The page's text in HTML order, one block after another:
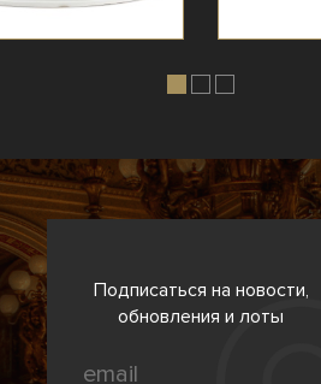
Подписаться на новости,
обновления и лоты